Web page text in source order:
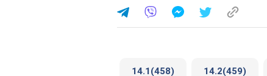
14.1(458) 14.2(459)